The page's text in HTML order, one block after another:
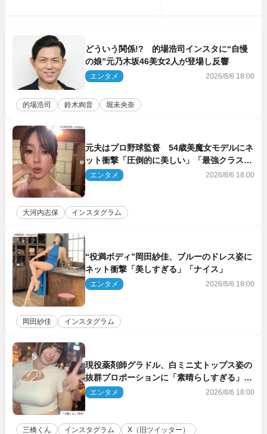
どういう関係!? 的場浩司インスタに“自慢
の娘”元乃木坂46美女2人が登場し反響
エンタメ 2026/8/6 18:00
的場浩司 鈴木絢音 堀未央奈
元夫はプロ野球監督 54歳美魔女モデルにネ
ット衝撃「圧倒的に美しい」「最強クラス」
「うっとり」
エンタメ 2026/8/6 18:00
大河内志保 インスタグラム
“役満ボディ”岡田紗佳、ブルーのドレス姿に
ネット衝撃「美しすぎる」「ナイス」
エンタメ 2026/8/6 18:00
岡田紗佳 インスタグラム
現役薬剤師グラドル、白ミニ丈トップス姿の
抜群プロポーションに「素晴らしすぎる」
「すっっっご！」とネット絶賛
エンタメ 2026/8/6 18:00
三橋くん インスタグラム X（旧ツイッター）